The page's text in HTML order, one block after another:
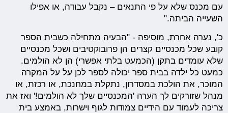
עם מכנס שלא על פי התנאים – נקבל עבודה, או אפילו
השעייה הביתה."
כ', נערה אחרת, מוסיפה - "הבעיה מתחילה כשבית הספר
קובע שכל מכנסיים קצרים הן פרובוקטיבים ושכל מכנסיים
שלא עומדים בתקן (הכמעט בלתי אפשרי) הן לא הולמים.
כמעט כל ילדה בבית ספר יכולה לספר לכן על על המקרה
המוכר, את הולכת במסדרון, נתקלת במחנכת, או רכזת, או
מנהל שזורקים לך הערה 'המכנסיים שלך לא הולמים!' ואז את
צריכה לעמוד עם הידיים צמודות לגוף וישרות, באמצע בית